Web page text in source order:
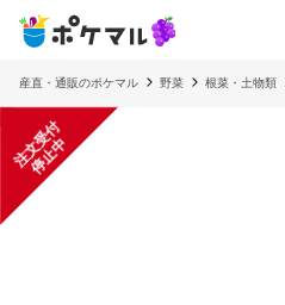
産直・通販のポケマル 野菜 根菜・土物類
注
文
受
付
停
止
中